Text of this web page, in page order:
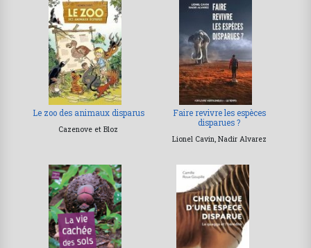
Le zoo des animaux disparus
Cazenove et Bloz
Faire revivre les espèces
disparues ?
Lionel Cavin, Nadir Alvarez